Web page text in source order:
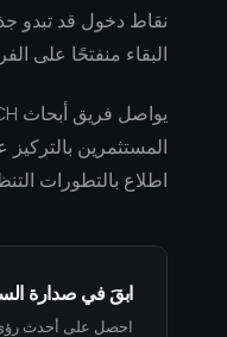
نقاط دخول قد تبدو
البقاء منفتحًا على
المستثمرين
اطلاع بالتطورات
ابقَ في صدارة
احصل على أحدث رؤى